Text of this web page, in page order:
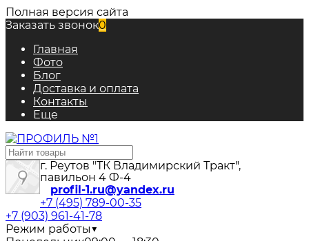
Полная версия сайта
Заказать звонок0
Главная
Фото
Блог
Доставка и оплата
Контакты
Еще
г. Реутов "ТК Владимирский Тракт",
павильон 4 Ф-4
profil-1.ru@yandex.ru
+7 (495) 789-00-35
+7 (903) 961-41-78
Режим работы▼